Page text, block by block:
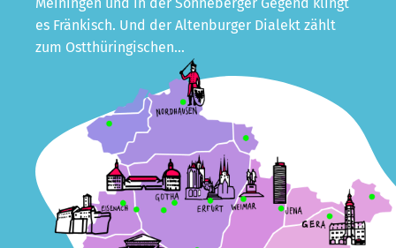
es Fränkisch. Und der Altenburger Dialekt zählt
zum Ostthüringischen…